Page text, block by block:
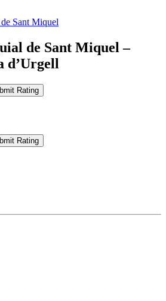
Sant Miquel
de Sant Miquel –
d’Urgell
Rating
Rating